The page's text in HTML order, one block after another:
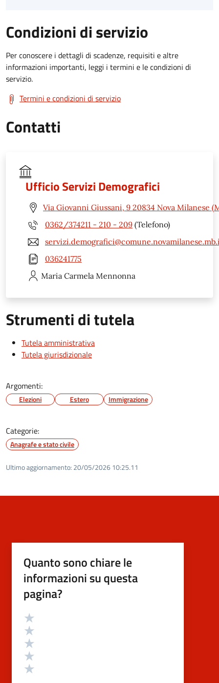
Condizioni di servizio
Per conoscere i dettagli di scadenze, requisiti e altre
informazioni importanti, leggi i termini e le condizioni di
servizio.
Termini e condizioni di servizio
Contatti
Ufficio Servizi Demografici
Via Giovanni Giussani, 9 20834 Nova Milanese
0362/374211 - 210 - 209 (Telefono)
036241775
Maria Carmela Mennonna
Strumenti di tutela
Tutela amministrativa
Tutela giurisdizionale
Argomenti:
Elezioni Estero Immigrazione
Categorie:
Anagrafe e stato civile
Ultimo aggiornamento: 20/05/2026 10:25.11
Quanto sono chiare le
informazioni su questa
pagina?
Valutazione